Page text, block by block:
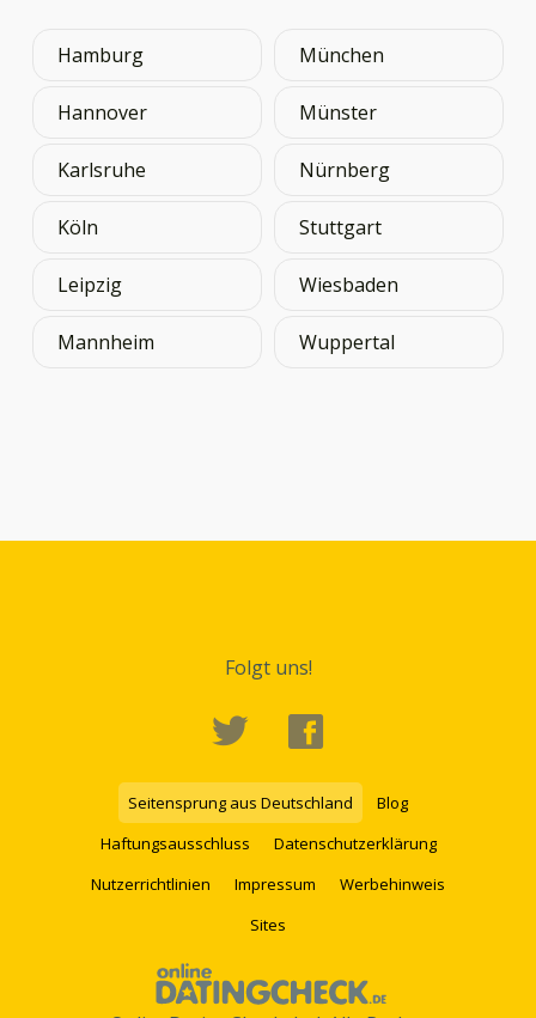
Hamburg
Hannover
Karlsruhe
Köln
Leipzig
Mannheim
München
Münster
Nürnberg
Stuttgart
Wiesbaden
Wuppertal
Folgt uns!
Seitensprung aus Deutschland
Blog
Haftungsausschluss
Datenschutzerklärung
Nutzerrichtlinien
Impressum
Werbehinweis
Sites